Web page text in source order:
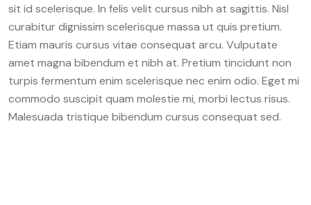
sit id scelerisque. In felis velit cursus nibh at sagittis. Nisl
curabitur dignissim scelerisque massa ut quis pretium.
Etiam mauris cursus vitae consequat arcu. Vulputate
amet magna bibendum et nibh at. Pretium tincidunt non
turpis fermentum enim scelerisque nec enim odio. Eget mi
commodo suscipit quam molestie mi, morbi lectus risus.
Malesuada tristique bibendum cursus consequat sed.